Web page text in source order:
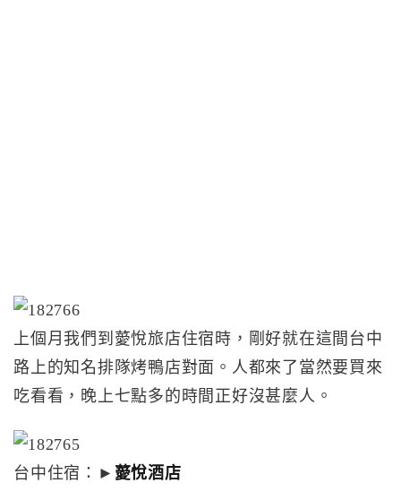
上個月我們到薆悅旅店住宿時，剛好就在這間台中
路上的知名排隊烤鴨店對面。人都來了當然要買來
吃看看，晚上七點多的時間正好沒甚麼人。
台中住宿：► 薆悅酒店